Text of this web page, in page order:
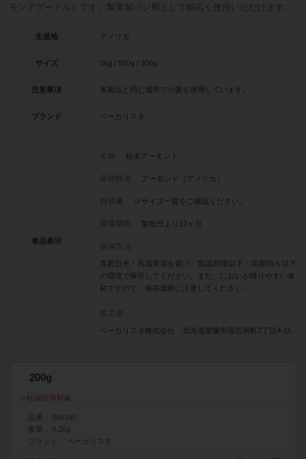
モンドプードル）です。製菓製パン用として幅広く使用いただけます。
生産地 アメリカ
サイズ 2kg / 500g / 200g
注意事項 本製品と同じ場所で小麦を使用しています。
ブランド ベーカリスタ
食品表示
粉末アーモンド
アーモンド（アメリカ）
※サイズ一覧をご確認ください。
製造日より12ヶ月
直射日光・高温多湿を避け、気温20度以下・湿度65％以下
の環境で保存してください。また、においが移りやすい食
材ですので、保存場所に注意してください。
ベーカリスタ株式会社 北海道室蘭市母恋南町2丁目4-15
200g
軽減税率対象
品番
984340
0.2kg
ブランド
ベーカリスタ